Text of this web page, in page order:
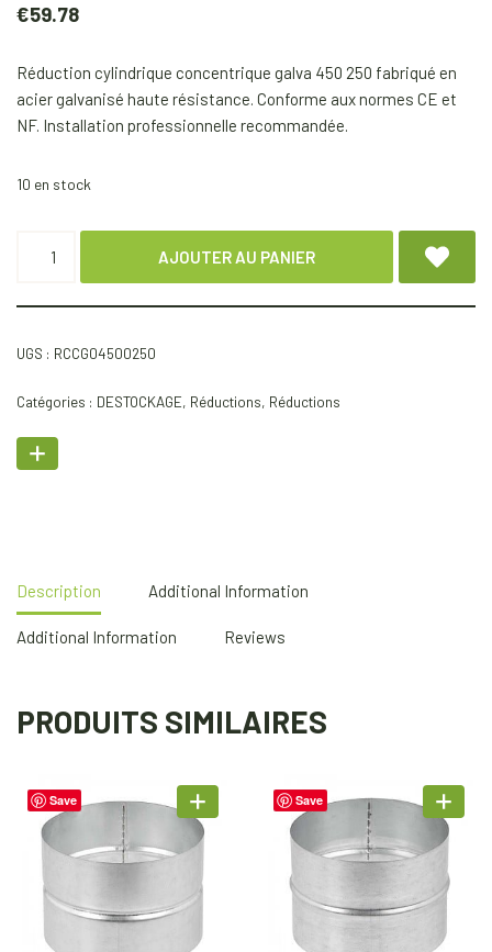
€59.78
Réduction cylindrique concentrique galva 450 250 fabriqué en
acier galvanisé haute résistance. Conforme aux normes CE et
NF. Installation professionnelle recommandée.
10 en stock
AJOUTER AU PANIER
UGS : RCCG04500250
Catégories : DESTOCKAGE, Réductions, Réductions
Description Additional Information
Additional Information Reviews
PRODUITS SIMILAIRES
Save Save